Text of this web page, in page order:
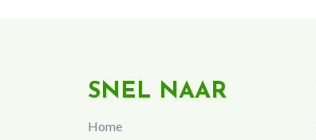
SNEL NAAR
Home